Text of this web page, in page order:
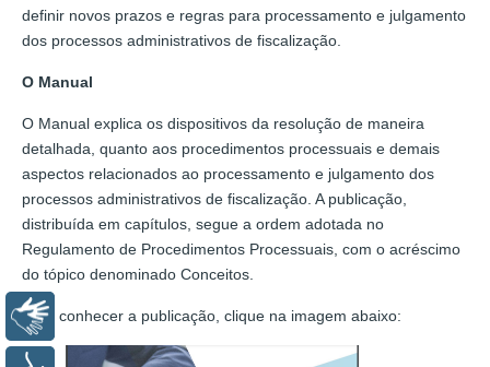
definir novos prazos e regras para processamento e julgamento
dos processos administrativos de fiscalização.
O Manual
O Manual explica os dispositivos da resolução de maneira
detalhada, quanto aos procedimentos processuais e demais
aspectos relacionados ao processamento e julgamento dos
processos administrativos de fiscalização. A publicação,
distribuída em capítulos, segue a ordem adotada no
Regulamento de Procedimentos Processuais, com o acréscimo
do tópico denominado Conceitos.
Para conhecer a publicação, clique na imagem abaixo:
Libras